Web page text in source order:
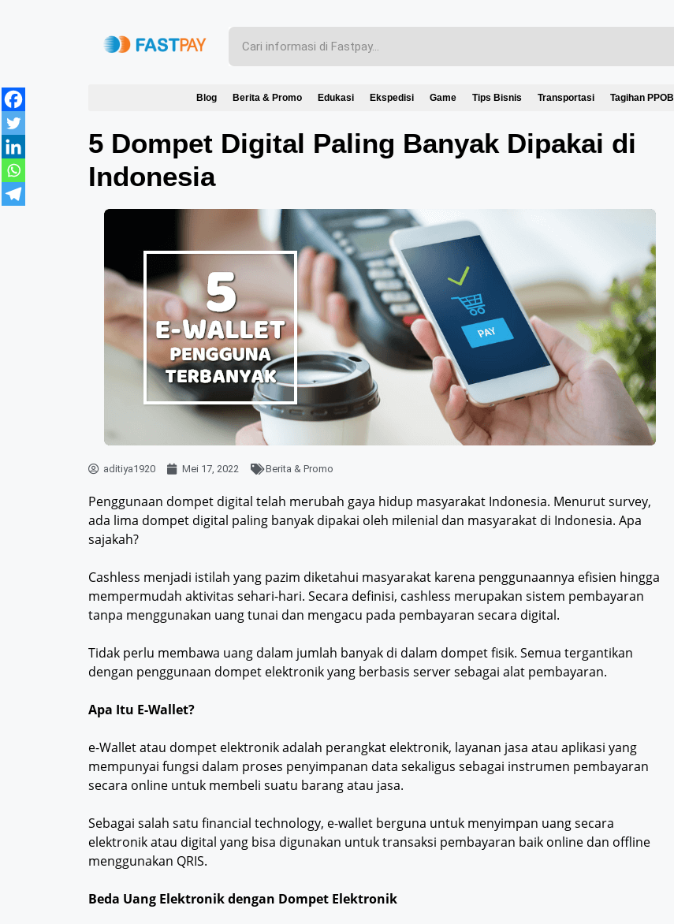
Blog Berita & Promo Edukasi Ekspedisi Game Tips Bisnis Transportasi Tagihan PPOB
5 Dompet Digital Paling Banyak Dipakai di
Indonesia
aditiya1920 Mei 17, 2022 Berita & Promo
Penggunaan dompet digital telah merubah gaya hidup masyarakat Indonesia. Menurut survey,
ada lima dompet digital paling banyak dipakai oleh milenial dan masyarakat di Indonesia. Apa
sajakah?
Cashless menjadi istilah yang pazim diketahui masyarakat karena penggunaannya efisien hingga
mempermudah aktivitas sehari-hari. Secara definisi, cashless merupakan sistem pembayaran
tanpa menggunakan uang tunai dan mengacu pada pembayaran secara digital.
Tidak perlu membawa uang dalam jumlah banyak di dalam dompet fisik. Semua tergantikan
dengan penggunaan dompet elektronik yang berbasis server sebagai alat pembayaran.
Apa Itu E-Wallet?
e-Wallet atau dompet elektronik adalah perangkat elektronik, layanan jasa atau aplikasi yang
mempunyai fungsi dalam proses penyimpanan data sekaligus sebagai instrumen pembayaran
secara online untuk membeli suatu barang atau jasa.
Sebagai salah satu financial technology, e-wallet berguna untuk menyimpan uang secara
elektronik atau digital yang bisa digunakan untuk transaksi pembayaran baik online dan offline
menggunakan QRIS.
Beda Uang Elektronik dengan Dompet Elektronik